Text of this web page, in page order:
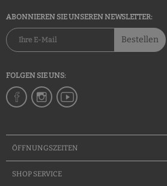
ABONNIEREN SIE UNSEREN NEWSLETTER:
Bestellen
FOLGEN SIE UNS:
ÖFFNUNGSZEITEN
SHOP SERVICE